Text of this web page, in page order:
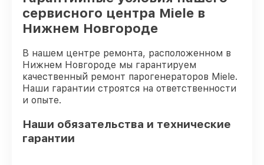
сервисного центра Miele в
Нижнем Новгороде
В нашем центре ремонта, расположенном в
Нижнем Новгороде мы гарантируем
качественный ремонт парогенераторов Miele.
Наши гарантии строятся на ответственности
и опыте.
Наши обязательства и технические
гарантии